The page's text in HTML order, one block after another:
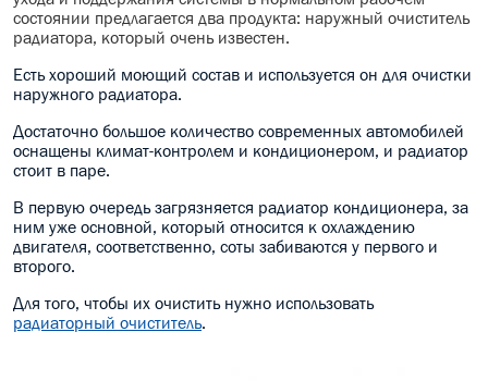
состоянии предлагается два продукта: наружный очиститель
радиатора, который очень известен.
Есть хороший моющий состав и используется он для очистки
наружного радиатора.
Достаточно большое количество современных автомобилей
оснащены климат-контролем и кондиционером, и радиатор
стоит в паре.
В первую очередь загрязняется радиатор кондиционера, за
ним уже основной, который относится к охлаждению
двигателя, соответственно, соты забиваются у первого и
второго.
Для того, чтобы их очистить нужно использовать
радиаторный очиститель.